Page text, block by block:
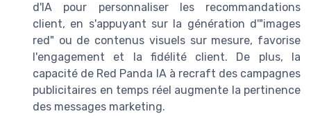
d'IA pour personnaliser les recommandations
client, en s'appuyant sur la génération d'"images
red" ou de contenus visuels sur mesure, favorise
l'engagement et la fidélité client. De plus, la
capacité de Red Panda IA à recraft des campagnes
publicitaires en temps réel augmente la pertinence
des messages marketing.